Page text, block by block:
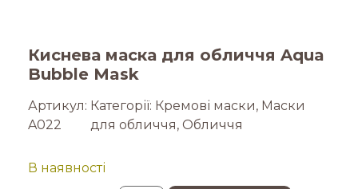
Киснева маска для обличчя Aqua
Bubble Mask
В наявності
Артикул:
A022
Категорії: Кремові маски, Маски
для обличчя, Обличчя